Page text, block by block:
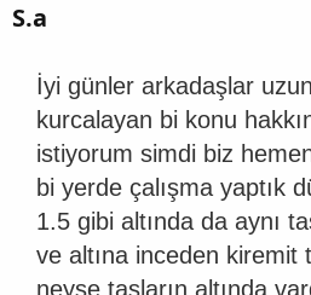
S.a
İyi günler arkadaşlar
kurcalayan bi konu
istiyorum simdi biz
bi yerde çalışma yaptık
1.5 gibi altında da aynı
ve altına inceden kiremit
neyse taşların altında